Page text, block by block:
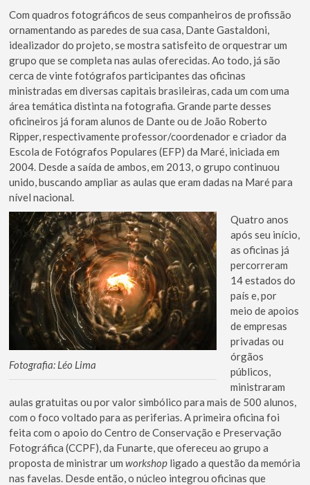
Com quadros fotográficos de seus companheiros de profissão
ornamentando as paredes de sua casa, Dante Gastaldoni,
idealizador do projeto, se mostra satisfeito de orquestrar um
grupo que se completa nas aulas oferecidas. Ao todo, já são
cerca de vinte fotógrafos participantes das oficinas
ministradas em diversas capitais brasileiras, cada um com uma
área temática distinta na fotografia. Grande parte desses
oficineiros já foram alunos de Dante ou de João Roberto
Ripper, respectivamente professor/coordenador e criador da
Escola de Fotógrafos Populares (EFP) da Maré, iniciada em
2004. Desde a saída de ambos, em 2013, o grupo continuou
unido, buscando ampliar as aulas que eram dadas na Maré para
nível nacional.
Fotografia: Léo Lima
Quatro anos
após seu início,
as oficinas já
percorreram
14 estados do
país e, por
meio de apoios
de empresas
privadas ou
órgãos
públicos,
ministraram
aulas gratuitas ou por valor simbólico para mais de 500 alunos,
com o foco voltado para as periferias. A primeira oficina foi
feita com o apoio do Centro de Conservação e Preservação
Fotográfica (CCPF), da Funarte, que ofereceu ao grupo a
proposta de ministrar umworkshop ligado a questão da memória
nas favelas. Desde então, o núcleo integrou oficinas que